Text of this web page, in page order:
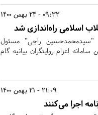
09:32 - 24 بهمن 1400
اسلامی راه‌اندازی شد
"سیدمحمدحسین راجی" مسئول
اعزام روایتگران بیانیه گام
21:09 - 21 بهمن 1400
اجرا می‌کنند